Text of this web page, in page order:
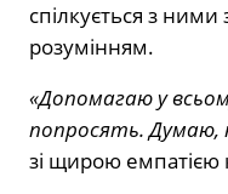
спілкується з
розумінням.
«Допомагаю у
попросять. Думаю,
зі щирою емпатією